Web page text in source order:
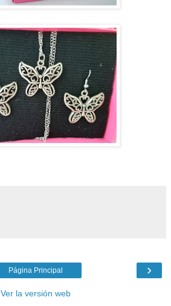
›
Página Principal
Ver la versión web